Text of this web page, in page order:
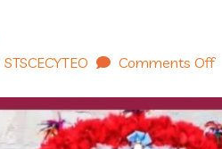
STSCECYTEO Comments Off